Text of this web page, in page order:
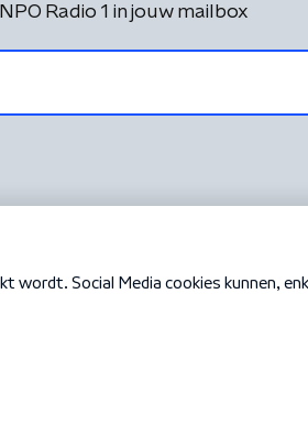
Radio 1 in jouw mailbox